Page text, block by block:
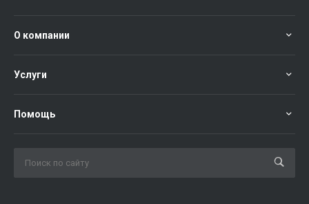
О компании
Услуги
Помощь